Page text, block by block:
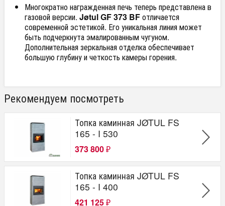
Многократно награжденная печь теперь представлена в
газовой версии. Jøtul GF 373 BFотличается
современной эстетикой. Его уникальная линия может
быть подчеркнута эмалированным чугуном.
Дополнительная зеркальная отделка обеспечивает
большую глубину и четкость камеры горения.
Рекомендуем посмотреть
Топка каминная JØTUL FS
165 - I 530
373 800 ₽
Топка каминная JØTUL FS
165 - I 400
421 125 ₽